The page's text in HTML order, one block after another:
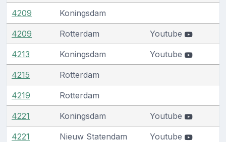
4209 Koningsdam
4209 Rotterdam Youtube
4213 Koningsdam Youtube
4215 Rotterdam
4219 Rotterdam
4221 Koningsdam Youtube
4221 Nieuw Statendam Youtube